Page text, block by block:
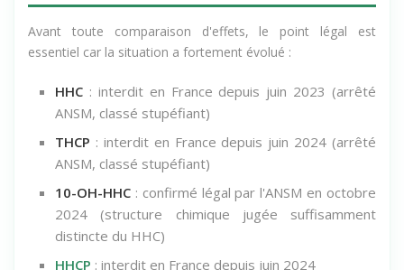
Avant toute comparaison d'effets, le point légal est
essentiel car la situation a fortement évolué :
HHC : interdit en France depuis juin 2023 (arrêté
ANSM, classé stupéfiant)
THCP : interdit en France depuis juin 2024 (arrêté
ANSM, classé stupéfiant)
10-OH-HHC : confirmé légal par l'ANSM en octobre
2024 (structure chimique jugée suffisamment
distincte du HHC)
HHCP : interdit en France depuis juin 2024